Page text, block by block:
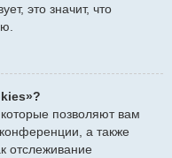
это значит, что
позволяют вам
а также
отслеживание